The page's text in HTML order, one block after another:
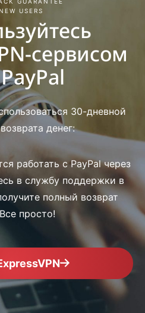
USERS
сервисом
30-дневной
денег:
работать с PayPal через
в службу поддержки в
полный возврат
просто!